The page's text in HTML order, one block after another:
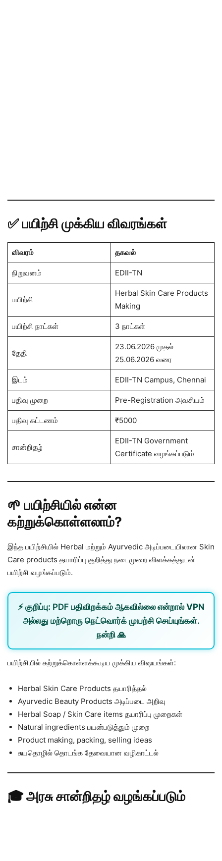
✅ பயிற்சி முக்கிய விவரங்கள்
விவரம் தகவல்
நிறுவனம் EDII-TN
பயிற்சி
Herbal Skin Care Products
Making
பயிற்சி நாட்கள் 3 நாட்கள்
தேதி
23.06.2026 முதல்
25.06.2026 வரை
இடம் EDII-TN Campus, Chennai
பதிவு முறை Pre-Registration அவசியம்
பதிவு கட்டணம் ₹5000
சான்றிதழ்
EDII-TN Government
Certificate வழங்கப்படும்
🌱 பயிற்சியில் என்ன
கற்றுக்கொள்ளலாம்?
இந்த பயிற்சியில் Herbal மற்றும் Ayurvedic அடிப்படையிலான Skin
Care products தயாரிப்பு குறித்து நடைமுறை விளக்கத்துடன்
பயிற்சி வழங்கப்படும்.
⚡ குறிப்பு: PDF பதிவிறக்கம் ஆகவில்லை என்றால் VPN
அல்லது மற்றொரு நெட்வொர்க்முயற்சி செய்யுங்கள்.
நன்றி 🙏
பயிற்சியில் கற்றுக்கொள்ளக்கூடிய முக்கிய விஷயங்கள்:
Herbal Skin Care Products தயாரித்தல்
Ayurvedic Beauty Products அடிப்படை அறிவு
Herbal Soap / Skin Care items தயாரிப்பு முறைகள்
Natural ingredients பயன்படுத்தும் முறை
Product making, packing, selling ideas
சுயதொழில் தொடங்க தேவையான வழிகாட்டல்
🎓 அரசு சான்றிதழ் வழங்கப்படும்